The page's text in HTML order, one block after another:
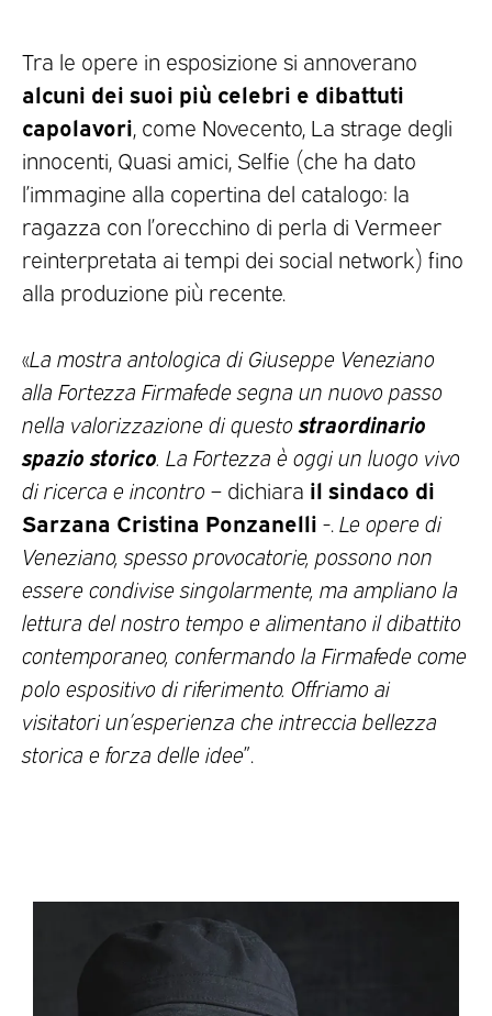
Tra le opere in esposizione si annoverano
alcuni dei suoi più celebri e dibattuti
capolavori, come Novecento, La strage degli
innocenti, Quasi amici, Selfie (che ha dato
l’immagine alla copertina del catalogo: la
ragazza con l’orecchino di perla di Vermeer
reinterpretata ai tempi dei social network) fino
alla produzione più recente.
«La mostra antologica di Giuseppe Veneziano
alla Fortezza Firmafede segna un nuovo passo
nella valorizzazione di questostraordinario
spazio storico. La Fortezza è oggi un luogo vivo
di ricerca e incontro – dichiara il sindaco di
Sarzana Cristina Ponzanelli -. Le opere di
Veneziano, spesso provocatorie, possono non
essere condivise singolarmente, ma ampliano la
lettura del nostro tempo e alimentano il dibattito
contemporaneo, confermando la Firmafede come
polo espositivo di riferimento. Offriamo ai
visitatori un’esperienza che intreccia bellezza
storica e forza delle idee”.